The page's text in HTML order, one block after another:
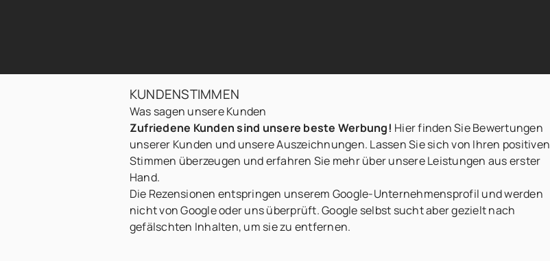
KUNDENSTIMMEN
Was sagen unsere Kunden
Zufriedene Kunden sind unsere beste Werbung! Hier finden Sie Bewertungen
unserer Kunden und unsere Auszeichnungen. Lassen Sie sich von Ihren positiven
Stimmen überzeugen und erfahren Sie mehr über unsere Leistungen aus erster
Hand.
Die Rezensionen entspringen unserem Google-Unternehmensprofil und werden
nicht von Google oder uns überprüft. Google selbst sucht aber gezielt nach
gefälschten Inhalten, um sie zu entfernen.